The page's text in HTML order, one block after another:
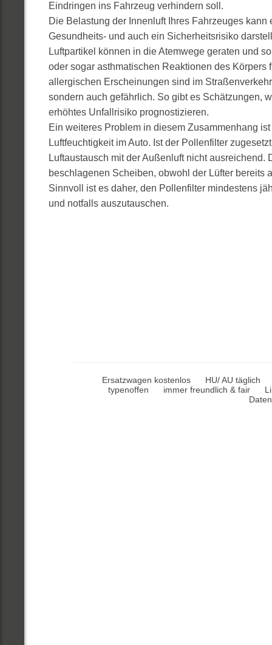
Eindringen ins Fahrzeug verhindern soll.
Die Belastung der Innenluft Ihres Fahrzeuges kann
Gesundheits- und auch ein Sicherheitsrisiko
Luftpartikel können in die Atemwege geraten und
oder sogar asthmatischen Reaktionen des Körpers
allergischen Erscheinungen sind im
sondern auch gefährlich. So gibt es Schätzungen,
erhöhtes Unfallrisiko prognostizieren.
Ein weiteres Problem in diesem Zusammenhang
Luftfeuchtigkeit im Auto. Ist der Pollenfilter
Luftaustausch mit der Außenluft nicht ausreichend.
beschlagenen Scheiben, obwohl der Lüfter bereits
Sinnvoll ist es daher, den Pollenfilter mindestens
und notfalls auszutauschen.
Ersatzwagen kostenlos
HU/ AU täglich
typenoffen
immer freundlich & fair